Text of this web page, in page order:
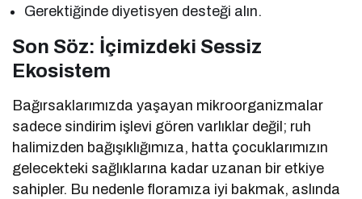
Gerektiğinde diyetisyen desteği alın.
Son Söz: İçimizdeki Sessiz
Ekosistem
Bağırsaklarımızda yaşayan mikroorganizmalar
sadece sindirim işlevi gören varlıklar değil; ruh
halimizden bağışıklığımıza, hatta çocuklarımızın
gelecekteki sağlıklarına kadar uzanan bir etkiye
sahipler. Bu nedenle floramıza iyi bakmak, aslında